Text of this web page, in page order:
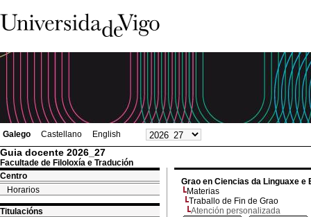
Galego Castellano English
Guia docente 2026_27
Facultade de Filoloxía e Tradución
Centro
Horarios
Titulacións
Grao en Ciencias da Linguaxe e
Materias
Traballo de Fin de Grao
Atención personalizada